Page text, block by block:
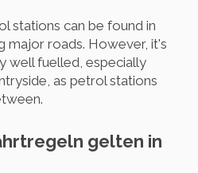
stations can be found in
major roads. However, it's
well fuelled, especially
as petrol stations
gelten in